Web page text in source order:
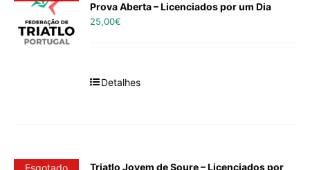
Prova Aberta – Licenciados por um Dia
25,00€
Detalhes
Triatlo Jovem de Soure – Licenciados por